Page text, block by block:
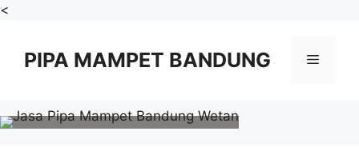
<
content
PIPA MAMPET BANDUNG Menu